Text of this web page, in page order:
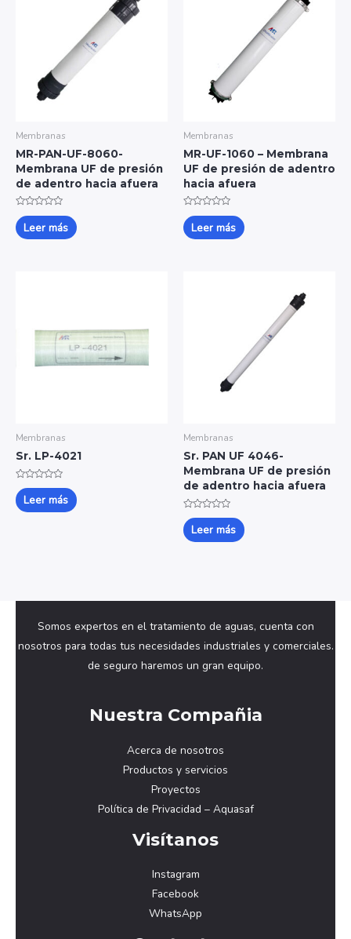
Membranas
MR-PAN-UF-8060-
Membrana UF de presión
de adentro hacia afuera
Valorado
con
0
de
Leer más
Membranas
MR-UF-1060 – Membrana
UF de presión de adentro
hacia afuera
Valorado
con
0
de
Leer más
Membranas
Sr. LP-4021
Valorado
con
0
de
Leer más
Membranas
Sr. PAN UF 4046-
Membrana UF de presión
de adentro hacia afuera
Valorado
con
0
de
Leer más
Somos expertos en el tratamiento de aguas, cuenta con
nosotros para todas tus necesidades industriales y comerciales.
de seguro haremos un gran equipo.
Nuestra Compañia
Acerca de nosotros
Productos y servicios
Proyectos
Política de Privacidad – Aquasaf
Visítanos
Instagram
Facebook
WhatsApp